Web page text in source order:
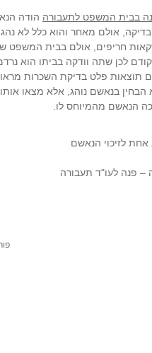
בבית המשפט לתעבורה
אולם מאחר והוא כלל לא נהג
חריפים, אולם בבית המשפט
לכן שתה וודקה בביתו הוא
תוצאות פלט בדיקת השכרות
הבחין בנאשם נוהג, אלא מצאו
הנאשם מהמיוחס לו.
אחת לזיכוי הנאשם
– פנה לעו"ד תעבורה